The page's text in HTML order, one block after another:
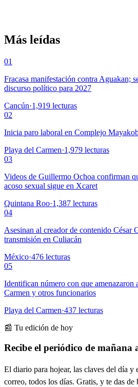
Más leídas
01
Fracasa manifestación contra Aguakan;
discurso político para 2027
Cancún·1,919 lecturas
02
Inicia paro laboral en Complejo
Playa del Carmen·1,979 lecturas
03
Videos de Guillermo Ochoa confirman
acoso sexual sigue en Xcaret
Quintana Roo·1,387 lecturas
04
Asesinan al creador de contenido César
transmisión en Culiacán
México·476 lecturas
05
Identifican número con que amenazaron
Carmen y otros funcionarios
Playa del Carmen·437 lecturas
📰 Tu edición de hoy
Recibe el periódico de mañana
El diario para hojear, las claves del día
correo, todos los días. Gratis, y te das de